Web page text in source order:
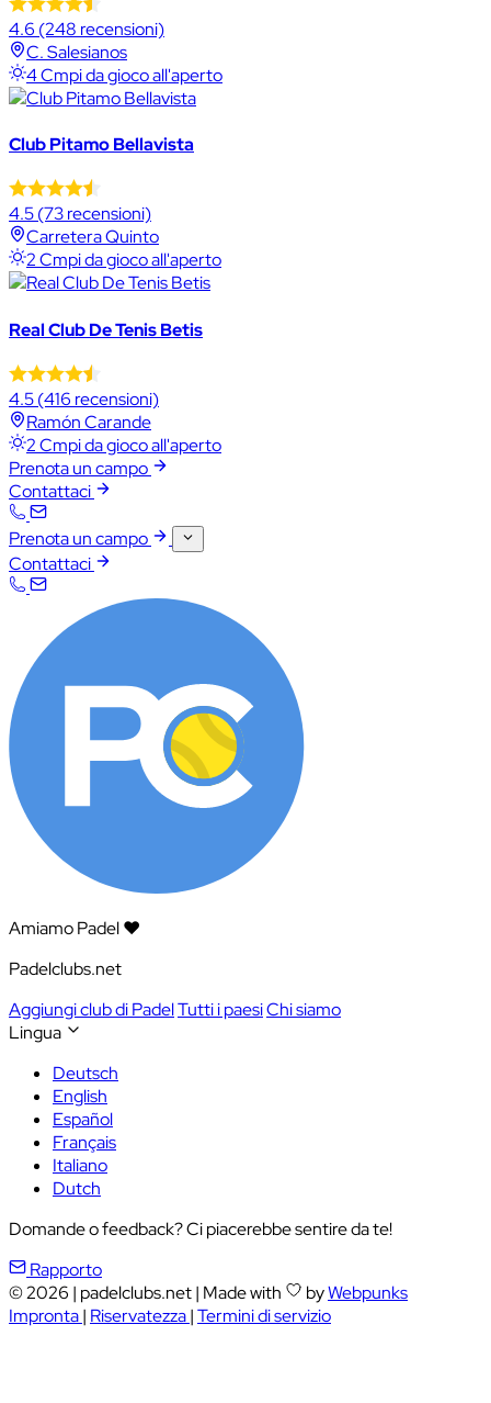
4.6 (248 recensioni)
C. Salesianos
4 Cmpi da gioco all'aperto
Club Pitamo Bellavista
4.5(73 recensioni)
Carretera Quinto
2 Cmpi da gioco all'aperto
Real Club De Tenis Betis
4.5(416 recensioni)
Ramón Carande
2 Cmpi da gioco all'aperto
Prenota un campo
Contattaci
Prenota un campo
Contattaci
Amiamo Padel ❤️
Padelclubs.net
Aggiungi club di PadelTutti i paesiChi siamo
Lingua
Deutsch
English
Español
Français
Italiano
Dutch
Domande o feedback? Ci piacerebbe sentire da te!
Rapporto
© 2026 | padelclubs.net| Made with byWebpunks
Impronta| Riservatezza|Termini di servizio